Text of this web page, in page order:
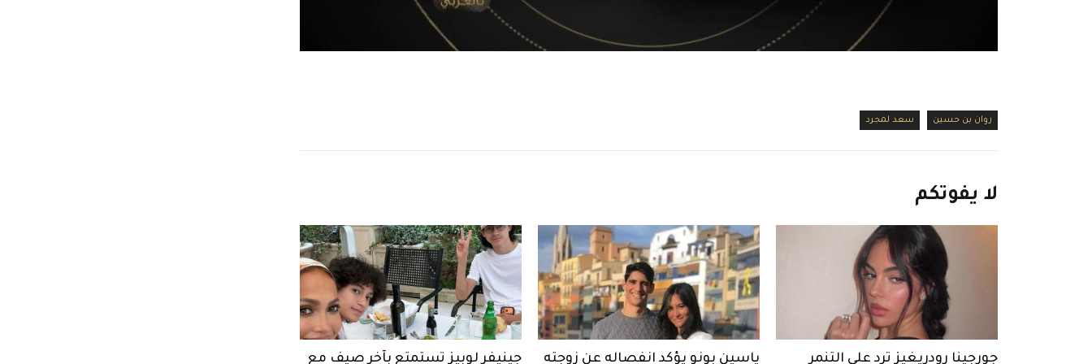
روان بن حسين سعد لمجرد
لا يفوتكم
جورجينا رودريغيز ترد على التنمر ياسين بونو يؤكد انفصاله عن زوجته جينيفر لوبيز تستمتع بآخر صيف مع